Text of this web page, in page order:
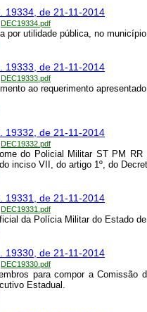
19334, de 21-11-2014
DEC19334.pdf
por utilidade pública, no
19333, de 21-11-2014
DEC19333.pdf
ao requerimento
19332, de 21-11-2014
DEC19332.pdf
do Policial Militar ST PM RR
inciso VII, do artigo 1º, do
19331, de 21-11-2014
DEC19331.pdf
da Polícia Militar do Estado
19330, de 21-11-2014
DEC19330.pdf
para compor a Comissão
Estadual.